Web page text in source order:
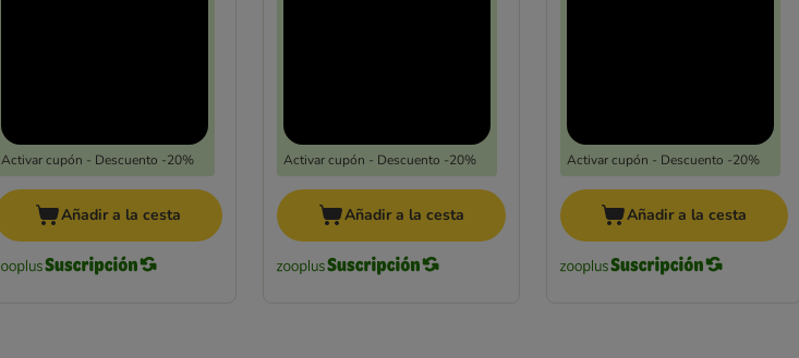
Activar cupón - Descuento -20%
Añadir a la cesta
Activar cupón - Descuento -20%
Añadir a la cesta
Activar cupón - Descuento -20%
Añadir a la cesta